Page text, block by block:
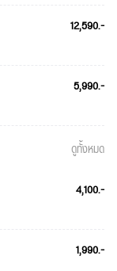
12,590.-
5,990.-
ดูทั้งหมด
4,100.-
1,990.-